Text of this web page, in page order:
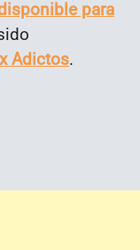
para
Adictos.